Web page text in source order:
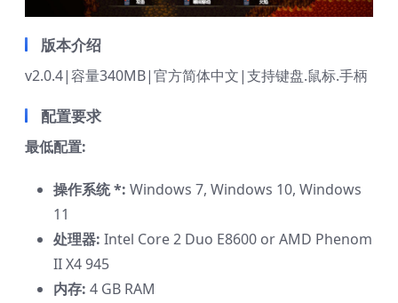
版本介绍
v2.0.4|容量340MB|官方简体中文|支持键盘.鼠标.手柄
配置要求
最低配置:
操作系统 *: Windows 7, Windows 10, Windows
11
处理器: Intel Core 2 Duo E8600 or AMD Phenom
II X4 945
内存: 4 GB RAM